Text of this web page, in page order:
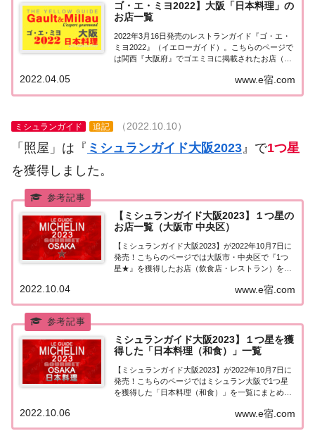
ゴ・エ・ミヨ2022】大阪「日本料理」の
お店一覧
2022年3月16日発売のレストランガイド『ゴ・エ・
ミヨ2022』（イエローガイド）。こちらのページで
は関西『大阪府』でゴエミヨに掲載されたお店（飲
を一覧にまとめました。ゴエミヨ2022『大阪』日本
www.e宿.com
2022.04.05
ミシュランガイド 追記 （2022.10.10）
「照屋」は『 ミシュランガイド大阪2023 』で1つ星
を獲得しました。
【ミシュランガイド大阪2023】１つ星の
お店一覧（大阪市 中央区）
【ミシュランガイド大阪2023】が2022年10月7日に
発売！こちらのページでは大阪市・中央区で『1つ
星★』を獲得したお店（飲食店・レストラン）を一
つ星』ミシュランガイド大阪2023「大阪市 中央区」
で「1つ星」を獲得したお店は1...
www.e宿.com
2022.10.04
ミシュランガイド大阪2023】１つ星を獲
得した「日本料理（和食）」一覧
【ミシュランガイド大阪2023】が2022年10月7日に
発売！こちらのページではミシュラン大阪で1つ星
を獲得した「日本料理（和食）」を一覧にまとめま
ンガイド大阪2023」で1つ星を獲得した日本料理の
お店は37店。（出典元：）202...
www.e宿.com
2022.10.06